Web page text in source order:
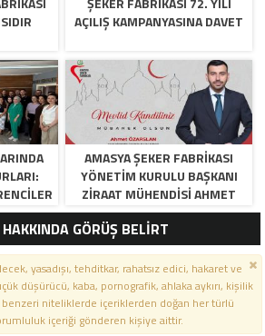
AÇILIŞ KAMPANYASINA DAVET
AMASYA ŞEKER FABRIKASI
YÖNETIM KURULU BAŞKANI
ZIRAAT MÜHENDISI AHMET
ÖZARSLAN’IN MEVLID KANDILI
MESAJI
GÖRÜŞ BELİRT
yasadışı, tehditkar, rahatsız edici, hakaret ve
düşürücü, kaba, pornografik, ahlaka aykırı, kişilik
benzeri niteliklerde içeriklerden doğan her türlü
içeriği gönderen kişiye aittir.